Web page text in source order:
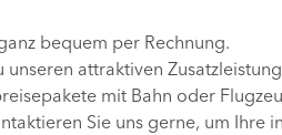
bequem per Rechnung.
unseren attraktiven
mit Bahn oder
Sie uns gerne, um